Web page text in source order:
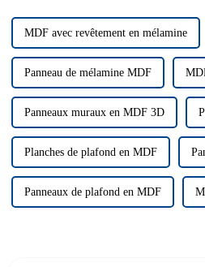
MDF avec revêtement en mélamine
Panneau de mélamine MDF
Panneaux muraux en MDF 3D
Planches de plafond en MDF
Panneaux de plafond en MDF